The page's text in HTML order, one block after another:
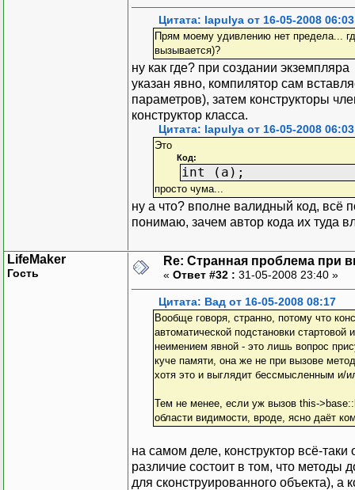
Цитата: lapulya от 16-05-2008 06:03
Прям моему удивлению нет предела...
вызывается)?
ну как где? при создании
указан явно, компилятор сам
параметров), затем конструкторы
конструктор класса.
Цитата: lapulya от 16-05-2008 06:03
Это
Код:
int (a);
просто чума...
ну а что? вполне валидный код, всё
понимаю, зачем автор кода их туда
LifeMaker
Гость
Re: Странная проблема при
« Ответ #32 : 31-05-2008 23:40 »
Цитата: Вад от 16-05-2008 08:17
Вообще говоря, странно, потому что
автоматической подстановки
неимением явной - это лишь вопрос
куче памяти, она же не при вызове
хотя это и выглядит бессмысленным и/
Тем не менее, если уж вызов this-
области видимости, вроде, ясно даёт
на самом деле, конструктор всё-
различие состоит в том, что методы
для сконструированного объекта),